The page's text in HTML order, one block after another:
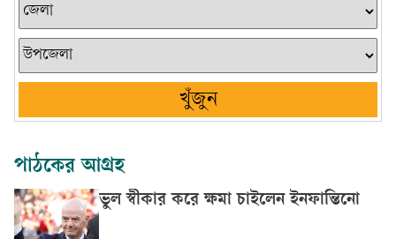
খুঁজুন
পাঠকের আগ্রহ
ভুল স্বীকার করে ক্ষমা চাইলেন ইনফান্তিনো